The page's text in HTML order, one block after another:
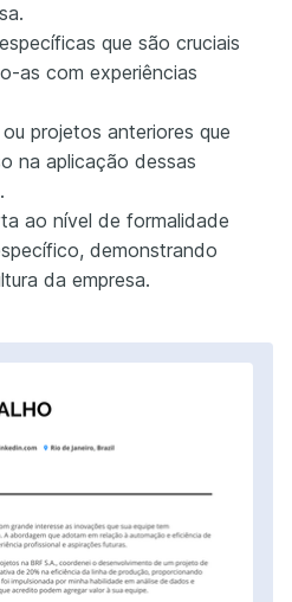
que são cruciais
as com experiências
projetos anteriores que
na aplicação dessas
ao nível de formalidade
demonstrando
da empresa.